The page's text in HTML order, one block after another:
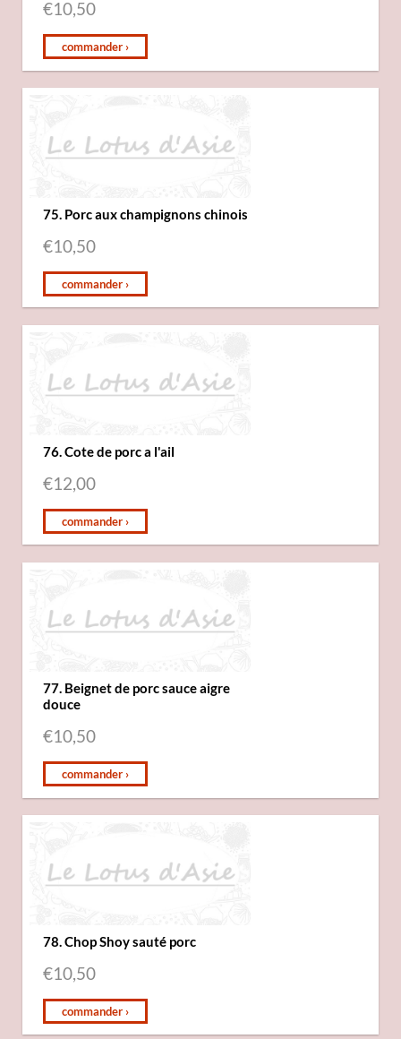
€10,50
commander ›
75. Porc aux champignons chinois
€10,50
commander ›
76. Cote de porc a l'ail
€12,00
commander ›
77. Beignet de porc sauce aigre
douce
€10,50
commander ›
78. Chop Shoy sauté porc
€10,50
commander ›